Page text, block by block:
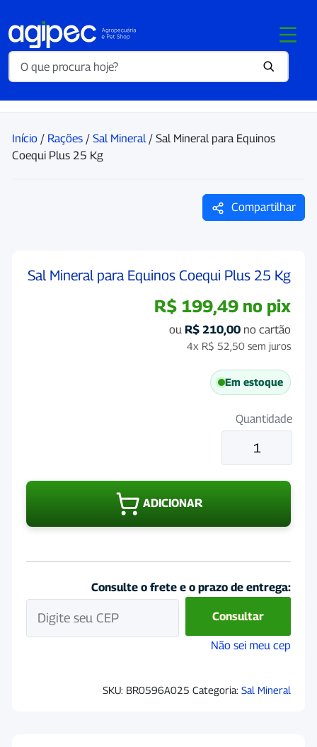
Início / Rações / Sal Mineral/ Sal Mineral para Equinos
Coequi Plus 25 Kg
Compartilhar
Sal Mineral para Equinos Coequi Plus 25 Kg
R$ 199,49 no pix
ou R$ 210,00 no cartão
4x R$ 52,50 sem juros
Em estoque
Quantidade
Sal
Mineral
para
ADICIONAR
Consulte o frete e o prazo de entrega:
Consultar
Não sei meu cep
SKU: BR0596A025 Categoria: Sal Mineral